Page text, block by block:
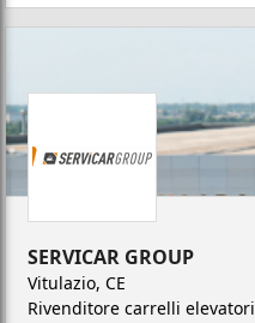
SERVICAR GROUP
Vitulazio, CE
Rivenditore carrelli elevatori